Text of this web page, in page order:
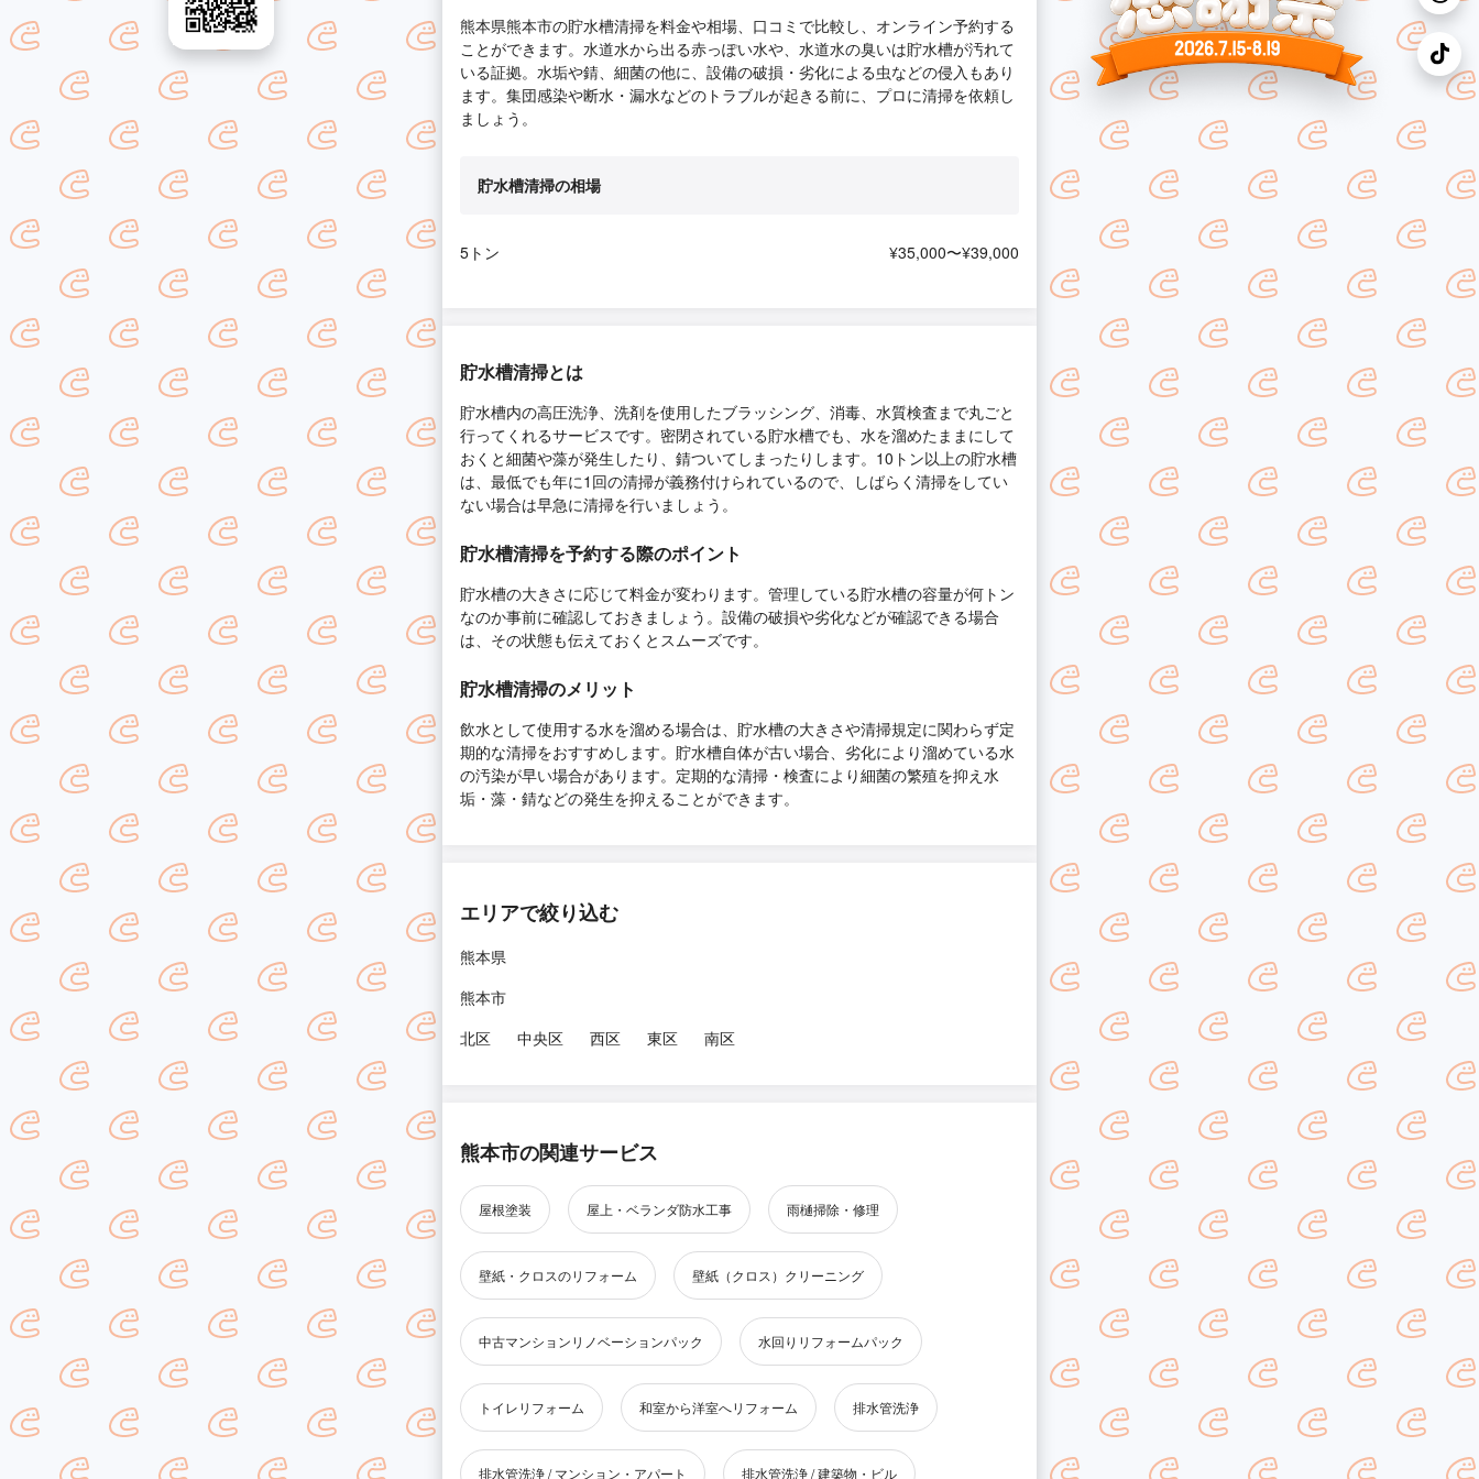
熊本県熊本市の貯水槽清掃を料金や相場、口コミで比較し、オンライン予約する
ことができます。水道水から出る赤っぽい水や、水道水の臭いは貯水槽が汚れて
いる証拠。水垢や錆、細菌の他に、設備の破損・劣化による虫などの侵入もあり
ます。集団感染や断水・漏水などのトラブルが起きる前に、プロに清掃を依頼し
ましょう。
貯水槽清掃の相場
5トン ¥35,000〜¥39,000
貯水槽清掃とは
貯水槽内の高圧洗浄、洗剤を使用したブラッシング、消毒、水質検査まで丸ごと
行ってくれるサービスです。密閉されている貯水槽でも、水を溜めたままにして
おくと細菌や藻が発生したり、錆ついてしまったりします。10トン以上の貯水槽
は、最低でも年に1回の清掃が義務付けられているので、しばらく清掃をしてい
ない場合は早急に清掃を行いましょう。
貯水槽清掃を予約する際のポイント
貯水槽の大きさに応じて料金が変わります。管理している貯水槽の容量が何トン
なのか事前に確認しておきましょう。設備の破損や劣化などが確認できる場合
は、その状態も伝えておくとスムーズです。
貯水槽清掃のメリット
飲水として使用する水を溜める場合は、貯水槽の大きさや清掃規定に関わらず定
期的な清掃をおすすめします。貯水槽自体が古い場合、劣化により溜めている水
の汚染が早い場合があります。定期的な清掃・検査により細菌の繁殖を抑え水
垢・藻・錆などの発生を抑えることができます。
エリアで絞り込む
熊本県
熊本市
北区
中央区 西区 東区 南区
熊本市の関連サービス
屋根塗装 屋上・ベランダ防水工事 雨樋掃除・修理
壁紙・クロスのリフォーム 壁紙（クロス）クリーニング
中古マンションリノベーションパック 水回りリフォームパック
トイレリフォーム 和室から洋室へリフォーム 排水管洗浄
排水管洗浄 / マンション・アパート 排水管洗浄 / 建築物・ビル